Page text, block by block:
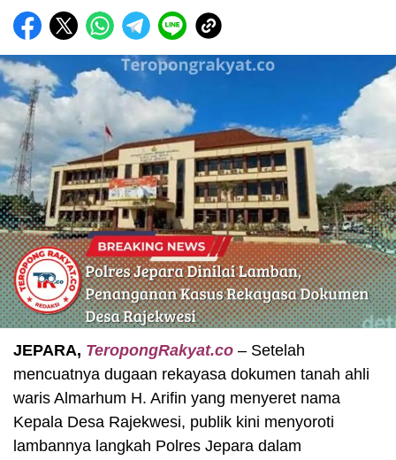
JEPARA, TeropongRakyat.co – Setelah
mencuatnya dugaan rekayasa dokumen tanah ahli
waris Almarhum H. Arifin yang menyeret nama
Kepala Desa Rajekwesi, publik kini menyoroti
lambannya langkah Polres Jepara dalam